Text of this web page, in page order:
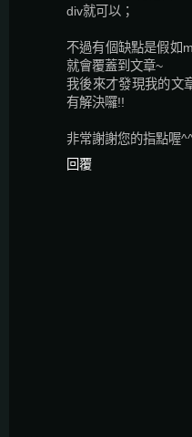
div就可以；
不過有個缺點是假如
就會覆蓋到文章~
我後來才發現我的文
有解決囉!!
非常謝謝您的指點喔
回覆